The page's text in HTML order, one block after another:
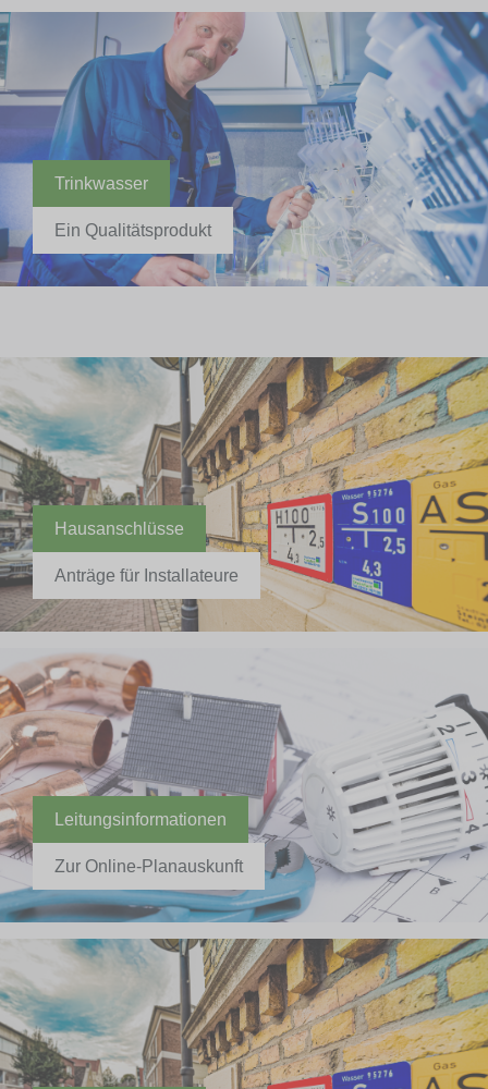
Trinkwasser
Ein Qualitätsprodukt
Hausanschlüsse
Anträge für Installateure
Leitungsinformationen
Zur Online-Planauskunft